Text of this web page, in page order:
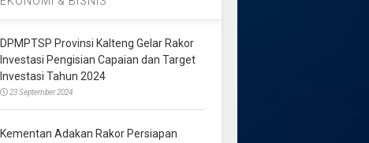
DPMPTSP Provinsi Kalteng Gelar Rakor
Investasi Pengisian Capaian dan Target
Investasi Tahun 2024
23 September 2024
Kementan Adakan Rakor Persiapan